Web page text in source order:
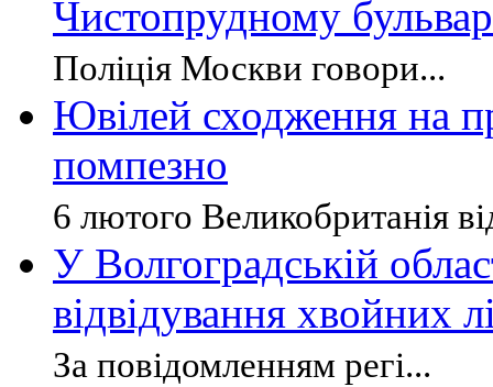
Чистопрудному
Поліція Москви говори...
Ювілей сходження на
помпезно
6 лютого Великобританія
У Волгоградській
відвідування хвойних
За повідомленням регі...